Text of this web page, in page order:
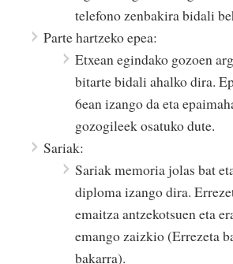
telefono zenbakira bidali
Parte hartzeko epea:
Etxean egindako gozoen
bitarte bidali ahalko dira.
6ean izango da eta
gozogileek osatuko dute.
Sariak:
Sariak memoria jolas bat
diploma izango dira.
emaitza antzekotsuen eta
emango zaizkio (Errezeta
bakarra).